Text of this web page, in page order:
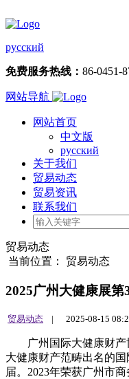
русский
免费服务热线： 86-0451-
网站导航
网站首页
中文版
русский
关于我们
贸易动态
贸易资讯
联系我们
贸易动态
当前位置： 贸易动态
2025广州大健康展
贸易动态 | 2025-08-15
广州国际大健康财产
大健康财产范畴出名的
届。2023年荣获广州市